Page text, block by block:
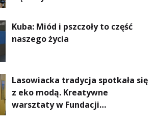
Kuba: Miód i pszczoły to część
naszego życia
Lasowiacka tradycja spotkała się
z eko modą. Kreatywne
warsztaty w Fundacji